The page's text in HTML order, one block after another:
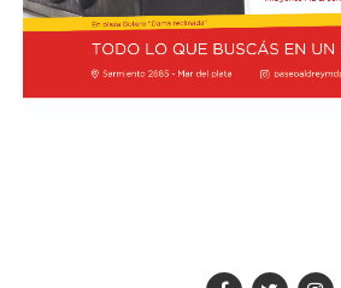
el perjuicio económico, y adelantó
evaluando aportar elementos de